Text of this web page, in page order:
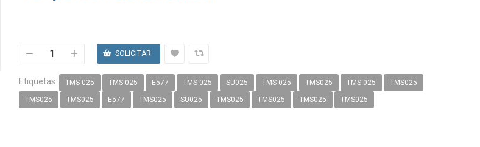
Etiquetas: TMS-025 TMS-025 E577 TMS-025 SU025 TMS-025 TMS025 TMS-025 TMS025
TMS025 TMS025 E577 TMS025 SU025 TMS025 TMS025 TMS025 TMS025